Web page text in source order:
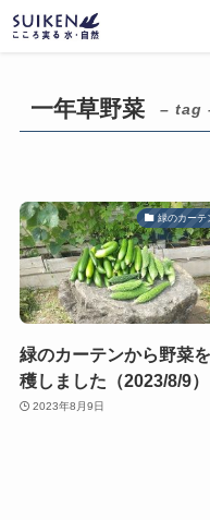
一年草野菜 – tag
緑のカーテ
緑のカーテンから野菜
穫しました（2023/8/9）
2023年8月9日